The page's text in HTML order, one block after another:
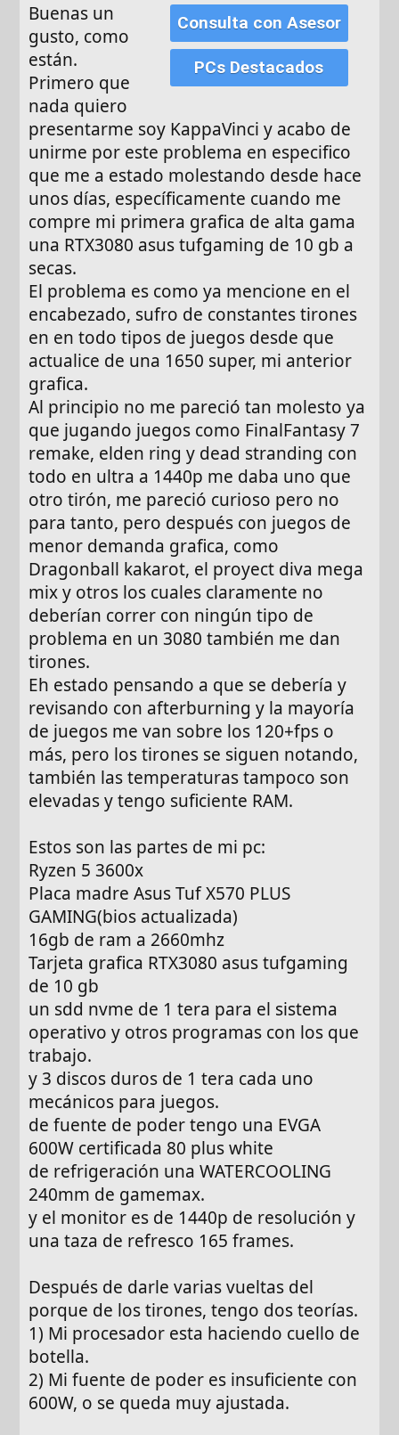
Consulta con Asesor
PCs Destacados
Buenas un
gusto, como
están.
Primero que
nada quiero
presentarme soy KappaVinci y acabo de
unirme por este problema en especifico
que me a estado molestando desde hace
unos días, específicamente cuando me
compre mi primera grafica de alta gama
una RTX3080 asus tufgaming de 10 gb a
secas.
El problema es como ya mencione en el
encabezado, sufro de constantes tirones
en en todo tipos de juegos desde que
actualice de una 1650 super, mi anterior
grafica.
Al principio no me pareció tan molesto ya
que jugando juegos como FinalFantasy 7
remake, elden ring y dead stranding con
todo en ultra a 1440p me daba uno que
otro tirón, me pareció curioso pero no
para tanto, pero después con juegos de
menor demanda grafica, como
Dragonball kakarot, el proyect diva mega
mix y otros los cuales claramente no
deberían correr con ningún tipo de
problema en un 3080 también me dan
tirones.
Eh estado pensando a que se debería y
revisando con afterburning y la mayoría
de juegos me van sobre los 120+fps o
más, pero los tirones se siguen notando,
también las temperaturas tampoco son
elevadas y tengo suficiente RAM.
Estos son las partes de mi pc:
Ryzen 5 3600x
Placa madre Asus Tuf X570 PLUS
GAMING(bios actualizada)
16gb de ram a 2660mhz
Tarjeta grafica RTX3080 asus tufgaming
de 10 gb
un sdd nvme de 1 tera para el sistema
operativo y otros programas con los que
trabajo.
y 3 discos duros de 1 tera cada uno
mecánicos para juegos.
de fuente de poder tengo una EVGA
600W certificada 80 plus white
de refrigeración una WATERCOOLING
240mm de gamemax.
y el monitor es de 1440p de resolución y
una taza de refresco 165 frames.
Después de darle varias vueltas del
porque de los tirones, tengo dos teorías.
1) Mi procesador esta haciendo cuello de
botella.
2) Mi fuente de poder es insuficiente con
600W, o se queda muy ajustada.